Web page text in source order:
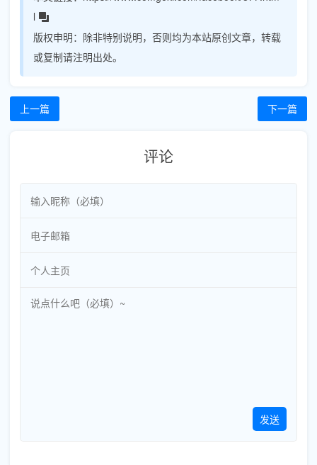
l
版权申明： 除非特别说明，否则均为本站原创文章，转载
或复制请注明出处。
上一篇 下一篇
评论
发送